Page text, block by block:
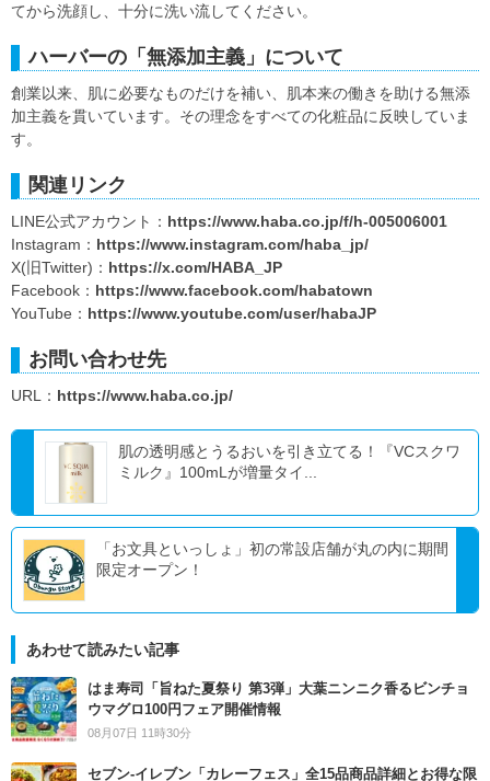
てから洗顔し、十分に洗い流してください。
ハーバーの「無添加主義」について
創業以来、肌に必要なものだけを補い、肌本来の働きを助ける無添
加主義を貫いています。その理念をすべての化粧品に反映していま
す。
関連リンク
LINE公式アカウント： https://www.haba.co.jp/f/h-005006001
Instagram： https://www.instagram.com/haba_jp/
X(旧Twitter)： https://x.com/HABA_JP
Facebook： https://www.facebook.com/habatown
YouTube： https://www.youtube.com/user/habaJP
お問い合わせ先
URL： https://www.haba.co.jp/
肌の透明感とうるおいを引き立てる！『VCスクワ
ミルク』100mLが増量タイ...
「お文具といっしょ」初の常設店舗が丸の内に期間
限定オープン！
あわせて読みたい記事
はま寿司「旨ねた夏祭り 第3弾」大葉ニンニク香るビンチョ
ウマグロ100円フェア開催情報
08月07日 11時30分
セブン‐イレブン「カレーフェス」全15品商品詳細とお得な限